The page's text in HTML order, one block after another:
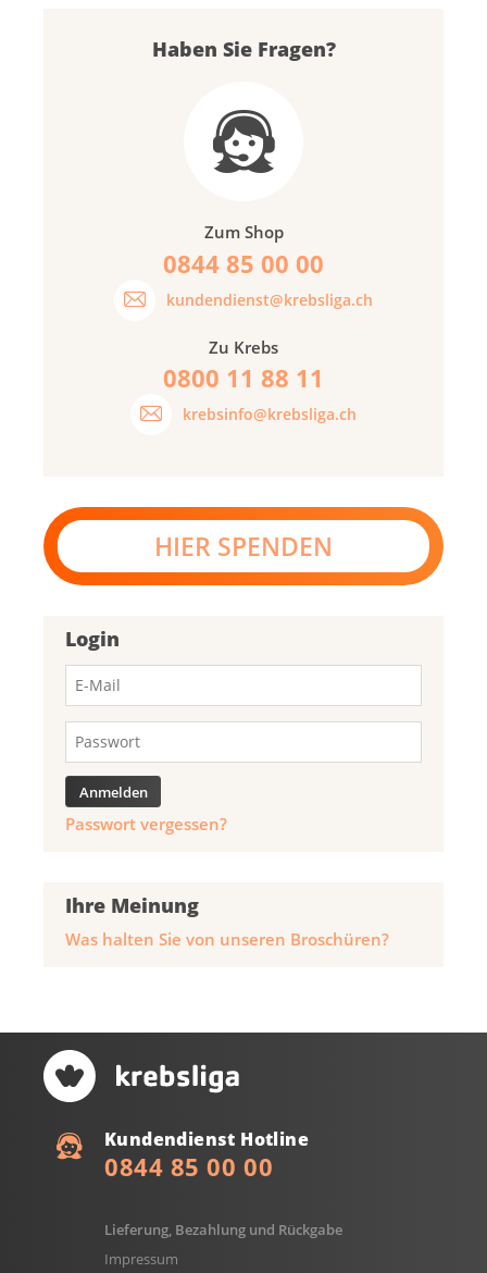
Haben Sie Fragen?
Zum Shop
0844 85 00 00
kundendienst@krebsliga.ch
Zu Krebs
0800 11 88 11
krebsinfo@krebsliga.ch
HIER SPENDEN
Login
Passwort vergessen?
Ihre Meinung
Was halten Sie von unseren Broschüren?
Kundendienst Hotline
0844 85 00 00
Lieferung, Bezahlung und Rückgabe
Impressum